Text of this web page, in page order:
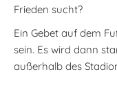
Frieden sucht?
Ein Gebet auf dem
sein. Es wird dann
außerhalb des